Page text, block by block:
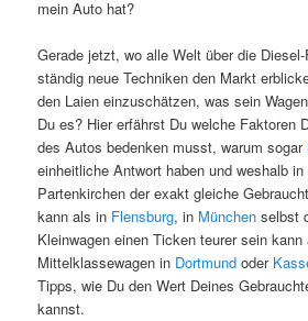
mein Auto hat?
Gerade jetzt, wo alle Welt über die
ständig neue Techniken den Markt
den Laien einzuschätzen, was sein
Du es? Hier erfährst Du welche Faktoren
des Autos bedenken musst, warum sogar
einheitliche Antwort haben und weshalb
Partenkirchen der exakt gleiche
kann als in Flensburg, in München selbst
Kleinwagen einen Ticken teurer sein
Mittelklassewagen in Dortmund oder
Tipps, wie Du den Wert Deines
kannst.